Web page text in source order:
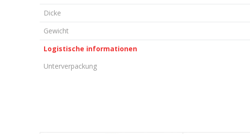
Dicke
Gewicht
Logistische informationen
Unterverpackung